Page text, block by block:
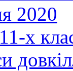
2020
х